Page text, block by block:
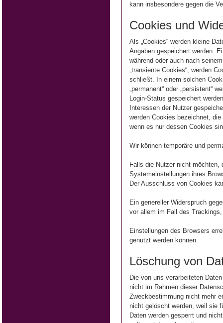
kann insbesondere gegen die
Cookies und
Als „Cookies“ werden kleine
Angaben gespeichert werden.
während oder auch nach
„transiente Cookies“, werden
schließt. In einem solchen
„permanent“ oder „persistent“
Login-Status gespeichert
Interessen der Nutzer
werden Cookies bezeichnet,
wenn es nur dessen Cookies
Wir können temporäre und
Falls die Nutzer nicht möchten,
Systemeinstellungen ihres
Der Ausschluss von Cookies
Ein genereller Widerspruch
vor allem im Fall des
Einstellungen des Browsers
genutzt werden können.
Löschung von
Die von uns verarbeiteten
nicht im Rahmen dieser
Zweckbestimmung nicht mehr
nicht gelöscht werden, weil sie
Daten werden gesperrt und